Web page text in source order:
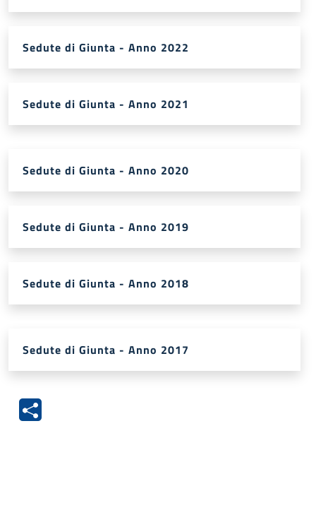
Sedute di Giunta - Anno 2022
Sedute di Giunta - Anno 2021
Sedute di Giunta - Anno 2020
Sedute di Giunta - Anno 2019
Sedute di Giunta - Anno 2018
Sedute di Giunta - Anno 2017